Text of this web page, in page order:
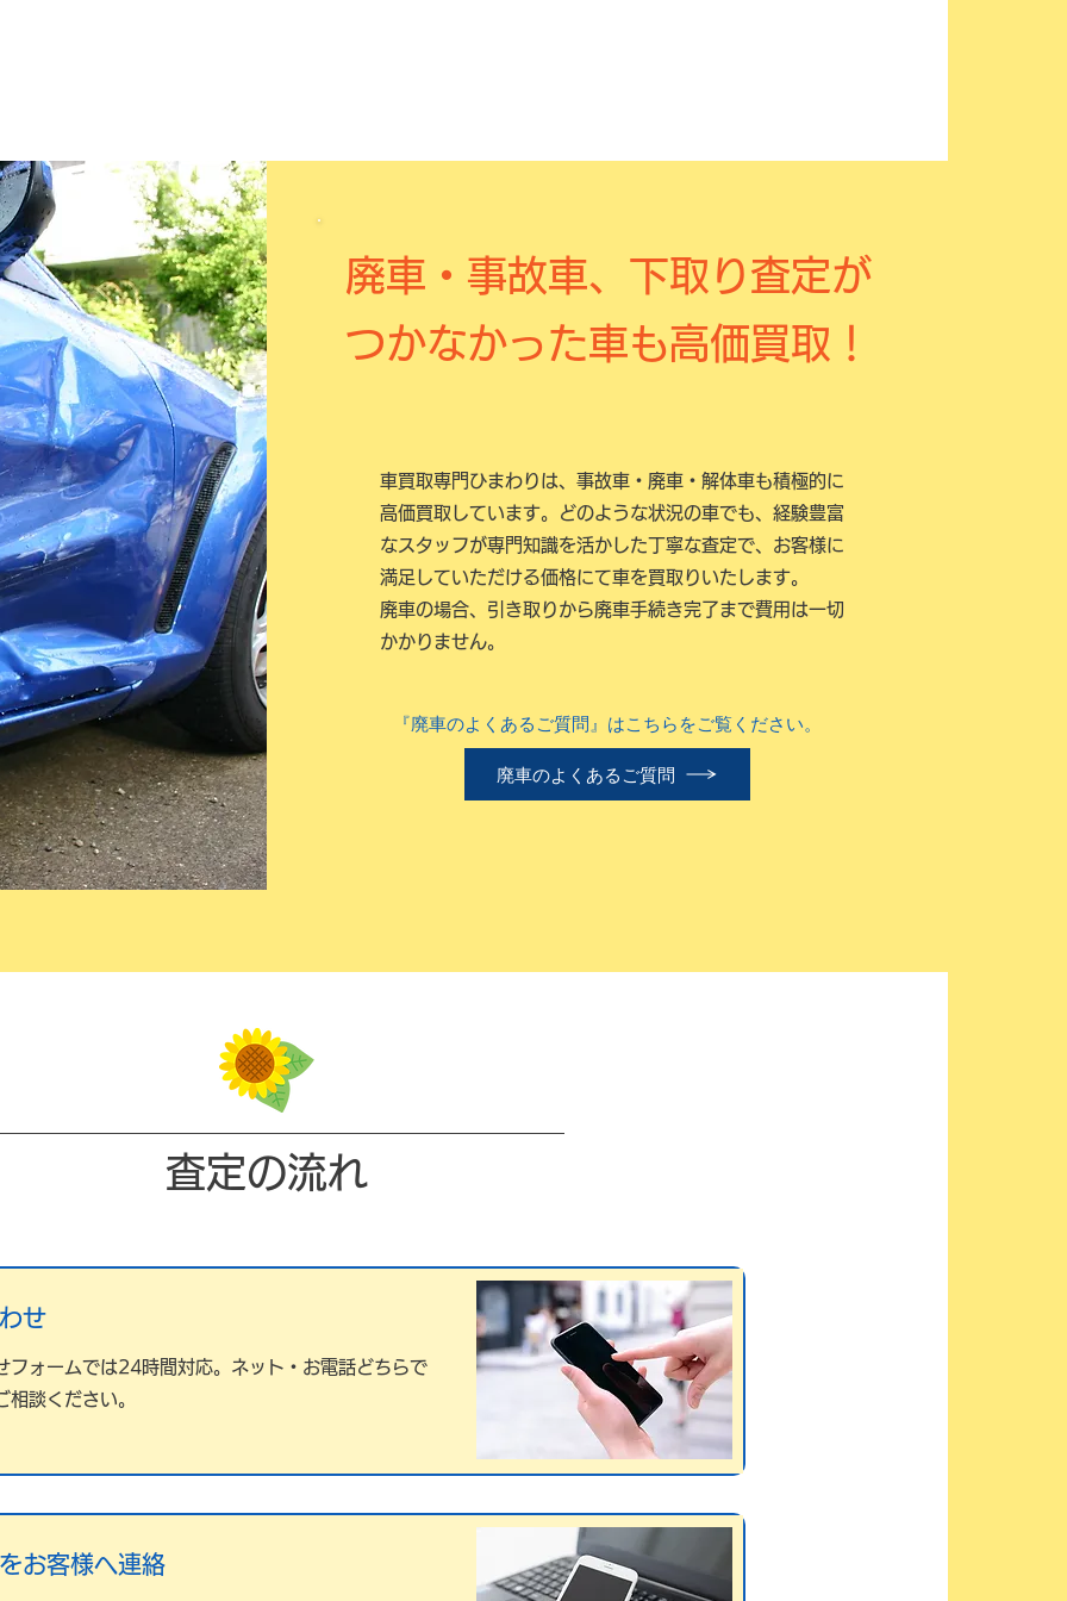
廃車・事故車、下取り査定が
つかなかった車も高価買取！
車買取専門ひまわりは、事故車・廃車・解体車も積極的に
高価買取しています。どのような状況の車でも、経験豊富
なスタッフが専門知識を活かした丁寧な査定で、お客様に
満足していただける価格にて車を買取りいたします。
廃車の場合、引き取りから廃車手続き完了まで費用は一切
かかりません。
『廃車のよくあるご質問』はこちらをご覧ください。
廃車のよくあるご質問
査定の流れ
せ
フォームでは24時間対応。ネット・お電話どちらで
相談ください。
お客様へ連絡